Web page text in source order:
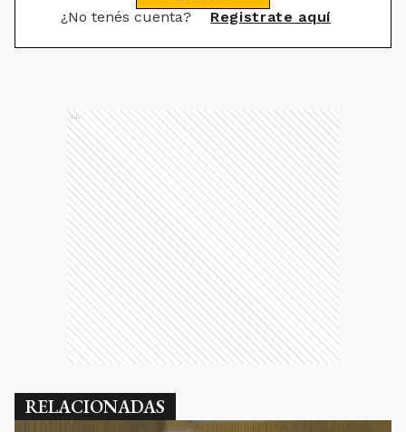
¿No tenés cuenta? Registrate aquí
Ads
RELACIONADAS